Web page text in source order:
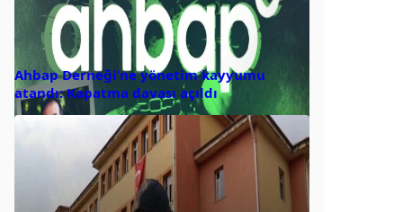
Ahbap Derneği’ne yönetim kayyumu
atandı: Kapatma davası açıldı